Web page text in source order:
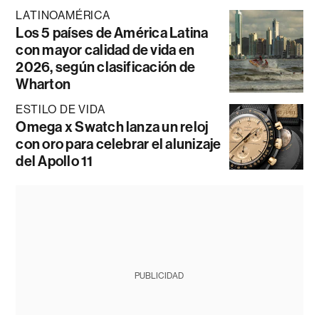
LATINOAMÉRICA
Los 5 países de América Latina
con mayor calidad de vida en
2026, según clasificación de
Wharton
ESTILO DE VIDA
Omega x Swatch lanza un reloj
con oro para celebrar el alunizaje
del Apollo 11
PUBLICIDAD